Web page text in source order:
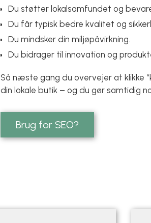
Du støtter lokalsamfundet og
Du får typisk bedre kvalitet og
Du mindsker din miljøpåvirkning.
Du bidrager til innovation og
Så næste gang du overvejer at klikke
din lokale butik – og du gør samtidig
Brug for SEO?